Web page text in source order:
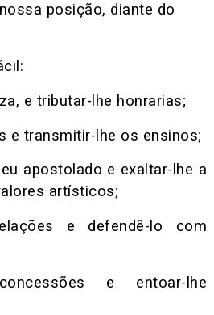
posição, diante do
e tributar-lhe honrarias;
e transmitir-lhe os ensinos;
apostolado e exaltar-lhe a
artísticos;
e defendê-lo com
e entoar-lhe